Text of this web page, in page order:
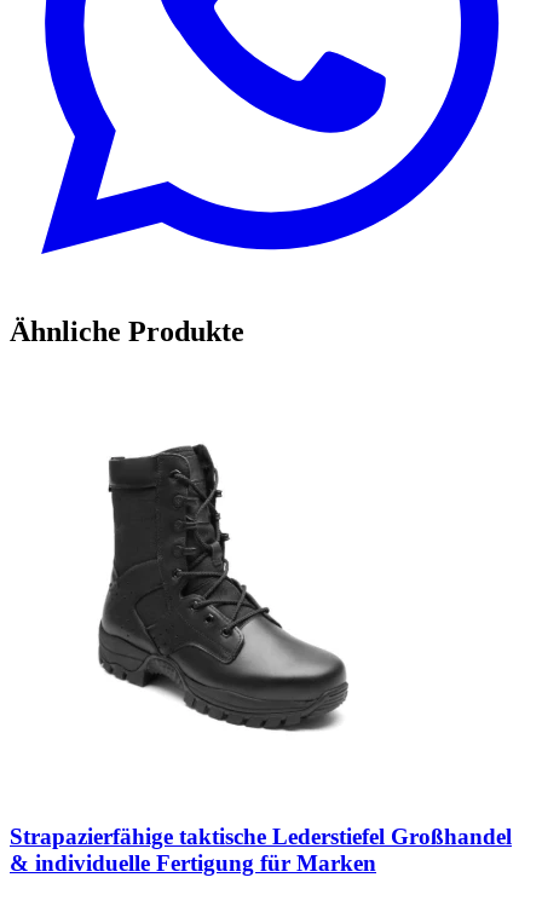
Ähnliche Produkte
Strapazierfähige taktische Lederstiefel Großhandel
& individuelle Fertigung für Marken